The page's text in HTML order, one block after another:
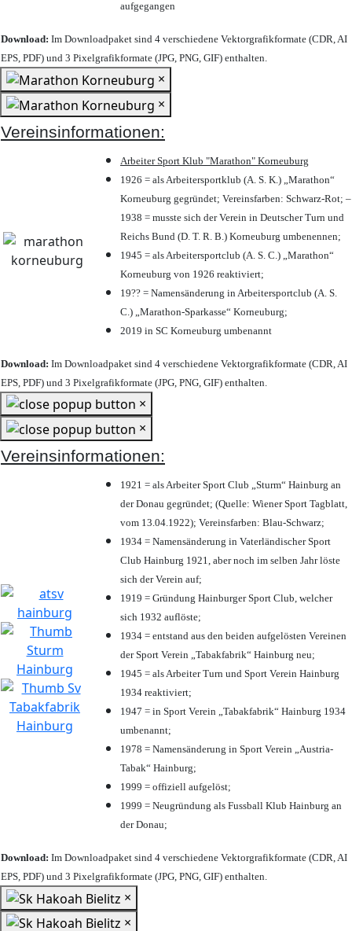
aufgegangen
Download: Im Downloadpaket sind 4 verschiedene Vektorgrafikformate (CDR, AI
EPS, PDF) und 3 Pixelgrafikformate (JPG, PNG, GIF) enthalten.
×
×
Vereinsinformationen:
Arbeiter Sport Klub "Marathon" Korneuburg
1926 = als Arbeitersportklub (A. S. K.) „Marathon“
Korneuburg gegründet; Vereinsfarben: Schwarz-Rot; –
1938 = musste sich der Verein in Deutscher Turn und
Reichs Bund (D. T. R. B.) Korneuburg umbenennen;
1945 = als Arbeitersportclub (A. S. C.) „Marathon“
Korneuburg von 1926 reaktiviert;
19?? = Namensänderung in Arbeitersportclub (A. S.
C.) „Marathon-Sparkasse“ Korneuburg;
2019 in SC Korneuburg umbenannt
Download: Im Downloadpaket sind 4 verschiedene Vektorgrafikformate (CDR, AI
EPS, PDF) und 3 Pixelgrafikformate (JPG, PNG, GIF) enthalten.
×
×
Vereinsinformationen:
1921 = als Arbeiter Sport Club „Sturm“ Hainburg an
der Donau gegründet; (Quelle: Wiener Sport Tagblatt,
vom 13.04.1922); Vereinsfarben: Blau-Schwarz;
1934 = Namensänderung in Vaterländischer Sport
Club Hainburg 1921, aber noch im selben Jahr löste
sich der Verein auf;
1919 = Gründung Hainburger Sport Club, welcher
sich 1932 auflöste;
1934 = entstand aus den beiden aufgelösten Vereinen
der Sport Verein „Tabakfabrik“ Hainburg neu;
1945 = als Arbeiter Turn und Sport Verein Hainburg
1934 reaktiviert;
1947 = in Sport Verein „Tabakfabrik“ Hainburg 1934
umbenannt;
1978 = Namensänderung in Sport Verein „Austria-
Tabak“ Hainburg;
1999 = offiziell aufgelöst;
1999 = Neugründung als Fussball Klub Hainburg an
der Donau;
Download: Im Downloadpaket sind 4 verschiedene Vektorgrafikformate (CDR, AI
EPS, PDF) und 3 Pixelgrafikformate (JPG, PNG, GIF) enthalten.
×
×